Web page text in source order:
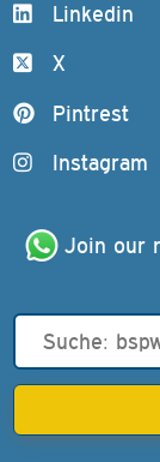
Linkedin
X
Pintrest
Instagram
Join our